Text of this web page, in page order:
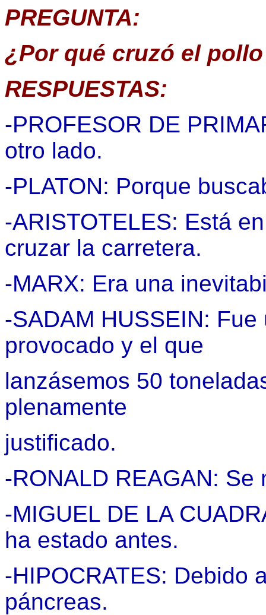
PREGUNTA:
¿Por qué cruzó el
RESPUESTAS:
-PROFESOR DE
otro lado.
-PLATON: Porque
-ARISTOTELES: Está
cruzar la carretera.
-MARX: Era una
-SADAM HUSSEIN:
provocado y el que
lanzásemos 50
plenamente
justificado.
-RONALD REAGAN: Se
-MIGUEL DE LA
ha estado antes.
-HIPOCRATES: Debido
páncreas.